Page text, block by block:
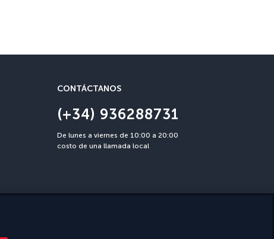
CONTÁCTANOS
(+34) 936288731
De lunes a viernes de 10:00 a 20:00
costo de una llamada local